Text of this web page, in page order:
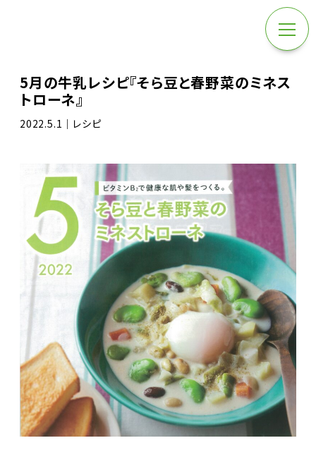
5月の牛乳レシピ『そら豆と春野菜のミネス
トローネ』
2022.5.1｜レシピ